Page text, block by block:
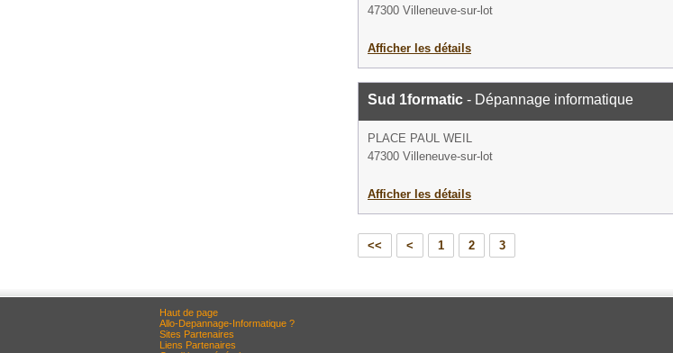
47300 Villeneuve-sur-lot
Afficher les détails
Sud 1formatic - Dépannage informatique
PLACE PAUL WEIL
47300 Villeneuve-sur-lot
Afficher les détails
<< < 1 2 3
Haut de page
Allo-Depannage-Informatique ?
Sites Partenaires
Liens Partenaires